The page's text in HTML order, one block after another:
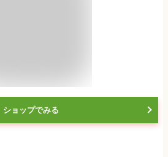
ショップでみる